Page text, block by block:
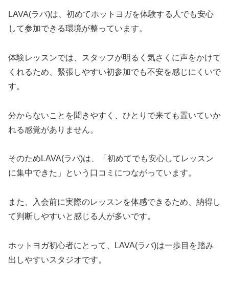
LAVA(ラバ)は、初めてホットヨガを体験する人でも安心
して参加できる環境が整っています。
体験レッスンでは、スタッフが明るく気さくに声をかけて
くれるため、緊張しやすい初参加でも不安を感じにくいで
す。
分からないことを聞きやすく、ひとりで来ても置いていか
れる感覚がありません。
そのためLAVA(ラバ)は、「初めてでも安心してレッスン
に集中できた」という口コミにつながっています。
また、入会前に実際のレッスンを体感できるため、納得し
て判断しやすいと感じる人が多いです。
ホットヨガ初心者にとって、LAVA(ラバ)は一歩目を踏み
出しやすいスタジオです。